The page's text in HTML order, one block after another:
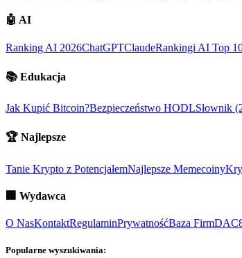
🤖 AI
Ranking AI 2026ChatGPTClaudeRankingi AI Top
📚 Edukacja
Jak Kupić Bitcoin?Bezpieczeństwo HODLSłownik
🏆 Najlepsze
Tanie Krypto z PotencjałemNajlepsze Memecoiny
🏢 Wydawca
O NasKontaktRegulaminPrywatnośćBaza Firm
Popularne wyszukiwania: